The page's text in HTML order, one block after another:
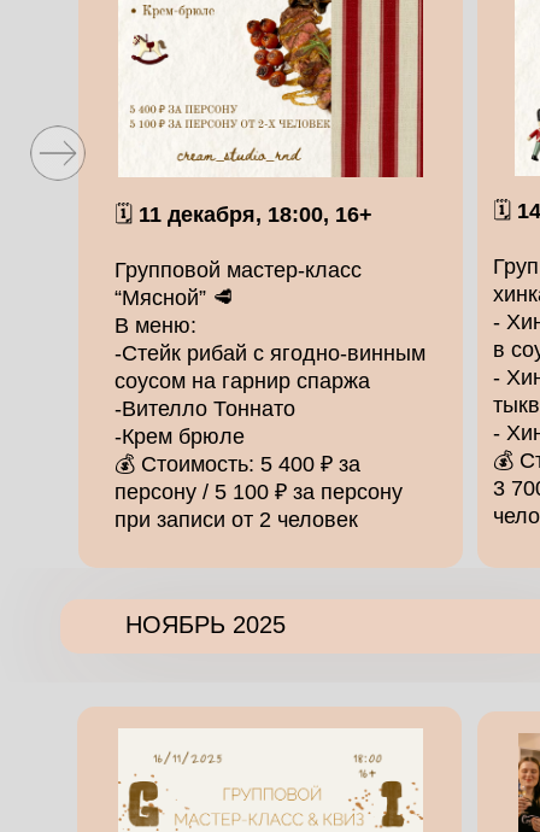
🗓️
-
в
-
-
💰
3
🗓 11 декабря, 18:00, 16+
Групповой мастер-класс
“Мясной” 🥩
В меню:
-Стейк рибай с ягодно-винным
соусом на гарнир спаржа
-Вителло Тоннато
-Крем брюле
💰 Стоимость: 5 400 ₽ за
персону / 5 100 ₽ за персону
при записи от 2 человек
НОЯБРЬ 2025